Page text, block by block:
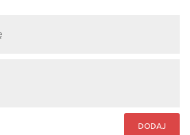
DODAJ